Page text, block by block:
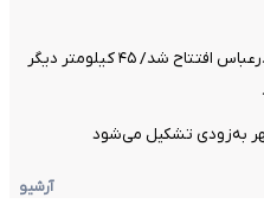
۱۱.۵ کیلومتر از بزرگراه جهرم-لار-بندرعباس افتتاح شد/ ۴۵ کیلومتر دیگر
به‌زودی تشکیل می‌شود
آرشیو